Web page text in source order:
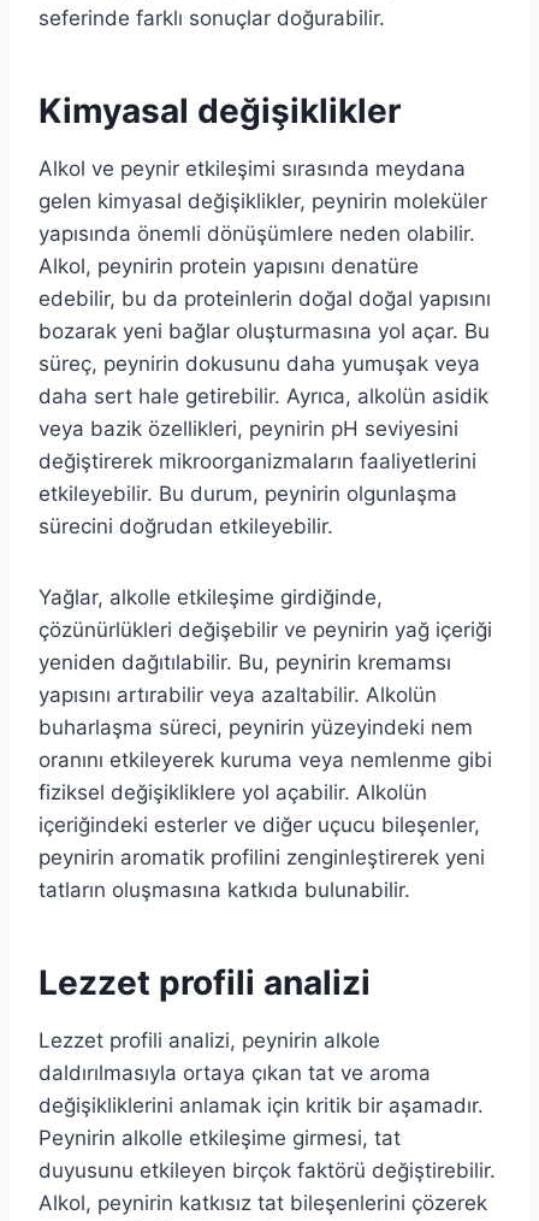
seferinde farklı sonuçlar doğurabilir.
Kimyasal değişiklikler
Alkol ve peynir etkileşimi sırasında meydana
gelen kimyasal değişiklikler, peynirin moleküler
yapısında önemli dönüşümlere neden olabilir.
Alkol, peynirin protein yapısını denatüre
edebilir, bu da proteinlerin doğal doğal yapısını
bozarak yeni bağlar oluşturmasına yol açar. Bu
süreç, peynirin dokusunu daha yumuşak veya
daha sert hale getirebilir. Ayrıca, alkolün asidik
veya bazik özellikleri, peynirin pH seviyesini
değiştirerek mikroorganizmaların faaliyetlerini
etkileyebilir. Bu durum, peynirin olgunlaşma
sürecini doğrudan etkileyebilir.
Yağlar, alkolle etkileşime girdiğinde,
çözünürlükleri değişebilir ve peynirin yağ içeriği
yeniden dağıtılabilir. Bu, peynirin kremamsı
yapısını artırabilir veya azaltabilir. Alkolün
buharlaşma süreci, peynirin yüzeyindeki nem
oranını etkileyerek kuruma veya nemlenme gibi
fiziksel değişikliklere yol açabilir. Alkolün
içeriğindeki esterler ve diğer uçucu bileşenler,
peynirin aromatik profilini zenginleştirerek yeni
tatların oluşmasına katkıda bulunabilir.
Lezzet profili analizi
Lezzet profili analizi, peynirin alkole
daldırılmasıyla ortaya çıkan tat ve aroma
değişikliklerini anlamak için kritik bir aşamadır.
Peynirin alkolle etkileşime girmesi, tat
duyusunu etkileyen birçok faktörü değiştirebilir.
Alkol, peynirin katkısız tat bileşenlerini çözerek